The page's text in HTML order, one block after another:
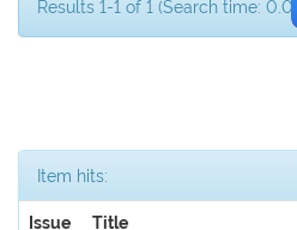
Results 1-1 of 1 (Search time:
Item hits:
Issue
Title